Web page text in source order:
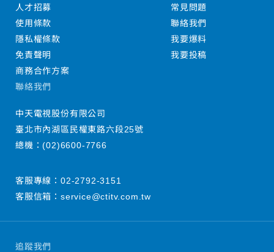
追蹤我們
人才招募
使用條款
隱私權條款
免責聲明
商務合作方案
常見問題
聯絡我們
我要爆料
我要投稿
聯絡我們
中天電視股份有限公司
臺北市內湖區民權東路六段25號
總機：(02)6600-7766
客服專線： 02-2792-3151
客服信箱： service@ctitv.com.tw